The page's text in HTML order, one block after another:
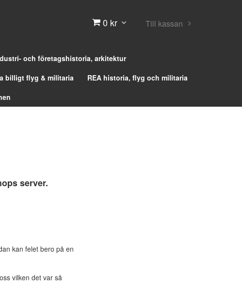
0 kr Till kassan
och företagshistoria, arkitektur
billigt flyg & militaria
REA historia, flyg och militaria
server.
kan felet bero på en
vilken det var så